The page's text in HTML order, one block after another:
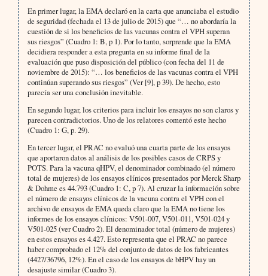
En primer lugar, la EMA declaró en la carta que anunciaba el estudio
de seguridad (fechada el 13 de julio de 2015) que “… no abordaría la
cuestión de si los beneficios de las vacunas contra el VPH superan
sus riesgos” (Cuadro 1: B, p 1). Por lo tanto, sorprende que la EMA
decidiera responder a esta pregunta en su informe final de la
evaluación que puso disposición del público (con fecha del 11 de
noviembre de 2015): “… los beneficios de las vacunas contra el VPH
continúan superando sus riesgos” (Ver [9], p 39). De hecho, esto
parecía ser una conclusión inevitable.
En segundo lugar, los criterios para incluir los ensayos no son claros y
parecen contradictorios. Uno de los relatores comentó este hecho
(Cuadro 1: G, p. 29).
En tercer lugar, el PRAC no evaluó una cuarta parte de los ensayos
que aportaron datos al análisis de los posibles casos de CRPS y
POTS. Para la vacuna qHPV, el denominador combinado (el número
total de mujeres) de los ensayos clínicos presentados por Merck Sharp
& Dohme es 44.793 (Cuadro 1: C, p 7). Al cruzar la información sobre
el número de ensayos clínicos de la vacuna contra el VPH con el
archivo de ensayos de EMA queda claro que la EMA no tiene los
informes de los ensayos clínicos: V501-007, V501-011, V501-024 y
V501-025 (ver Cuadro 2). El denominador total (número de mujeres)
en estos ensayos es 4.427. Esto representa que el PRAC no parece
haber comprobado el 12% del conjunto de datos de los fabricantes
(4427/36796, 12%). En el caso de los ensayos de bHPV hay un
desajuste similar (Cuadro 3).